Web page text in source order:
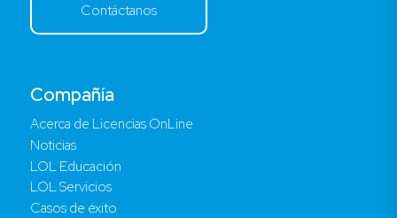
Compañía
Acerca de Licencias OnLine
Noticias
LOL Educación
LOL Servicios
Casos de éxito
Contáctanos